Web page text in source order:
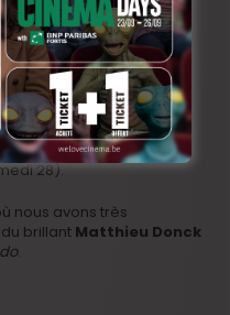
et le 4 octobre,
Notamment,
sept longs
Les Âmes de
remis au meilleur film
journée de courts
28).
nous avons très
du brillant Matthieu Donck
.